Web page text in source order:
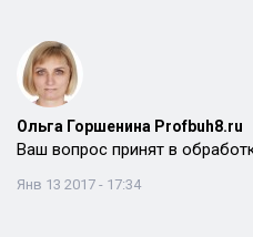
Ольга Горшенина Profbuh8.ru
Ваш вопрос принят в
Янв 13 2017 - 17:34